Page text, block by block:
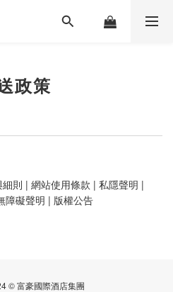
政策
則 | 網站使用條款 | 私隱聲明 |
障礙聲明 | 版權公告
© 富豪國際酒店集團